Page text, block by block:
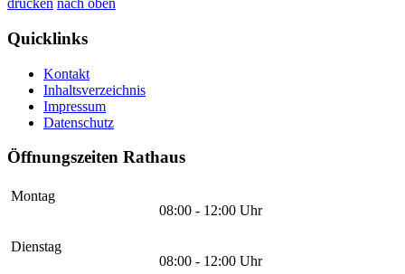
drucken nach oben
Quicklinks
Kontakt
Inhaltsverzeichnis
Impressum
Datenschutz
Öffnungszeiten Rathaus
Montag
08:00 - 12:00 Uhr
Dienstag
08:00 - 12:00 Uhr